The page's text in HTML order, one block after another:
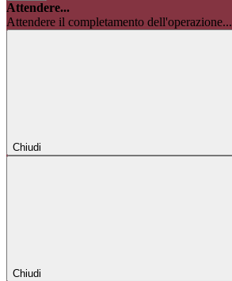
Attendere...
Attendere il completamento dell'operazione...
Chiudi
Chiudi